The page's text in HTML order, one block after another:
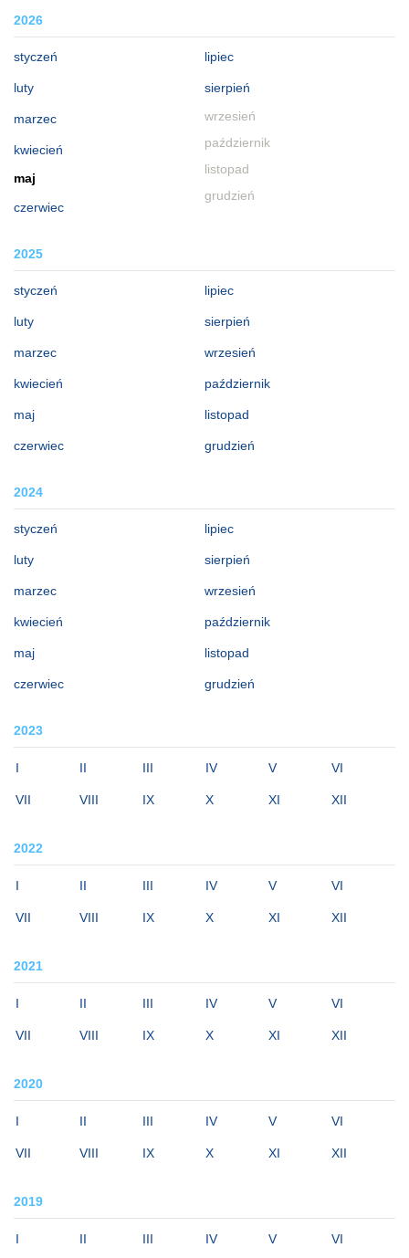
2026
styczeń
luty
marzec
kwiecień
maj
czerwiec
lipiec
sierpień
wrzesień
październik
listopad
grudzień
2025
styczeń
luty
marzec
kwiecień
maj
czerwiec
lipiec
sierpień
wrzesień
październik
listopad
grudzień
2024
styczeń
luty
marzec
kwiecień
maj
czerwiec
lipiec
sierpień
wrzesień
październik
listopad
grudzień
2023
I II III IV V VI
VII VIII IX X XI XII
2022
I II III IV V VI
VII VIII IX X XI XII
2021
I II III IV V VI
VII VIII IX X XI XII
2020
I II III IV V VI
VII VIII IX X XI XII
2019
I II III IV V VI